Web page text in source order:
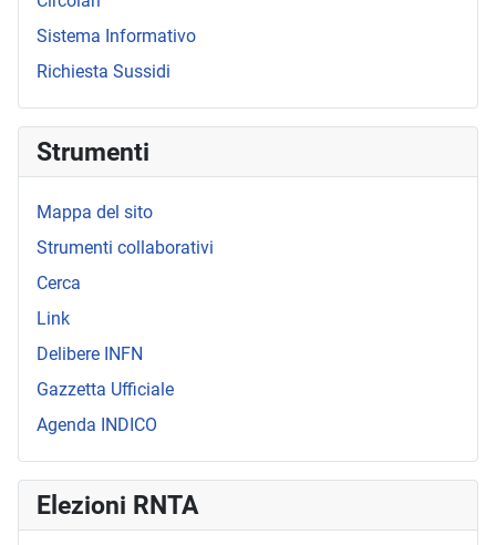
Sistema Informativo
Richiesta Sussidi
Strumenti
Mappa del sito
Strumenti collaborativi
Cerca
Link
Delibere INFN
Gazzetta Ufficiale
Agenda INDICO
Elezioni RNTA